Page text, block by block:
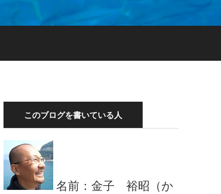
このブログを書いている人
名前：金子 裕昭（か